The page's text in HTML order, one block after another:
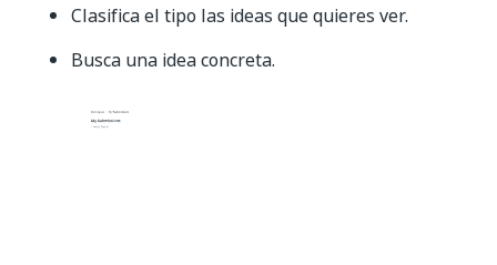
Clasifica el tipo las ideas que quieres ver.
Busca una idea concreta.